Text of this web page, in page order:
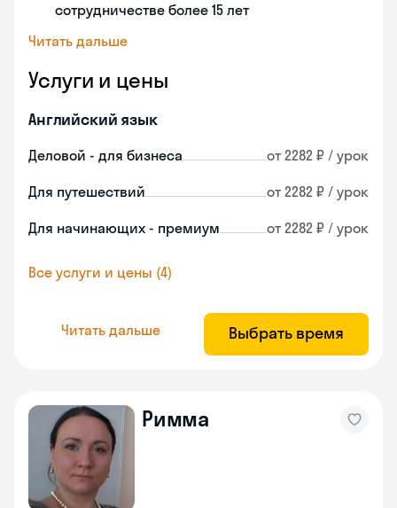
сотрудничестве более 15 лет
Читать дальше
Услуги и цены
Английский язык
Деловой - для бизнеса от 2282 ₽ / урок
Для путешествий от 2282 ₽ / урок
Для начинающих - премиум от 2282 ₽ / урок
Все услуги и цены (4)
Читать дальше Выбрать время
Римма